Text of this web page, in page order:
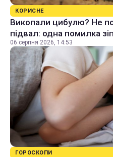
КОРИСНЕ
Викопали цибулю? Не
підвал: одна помилка
06 серпня 2026, 14:53
ГОРОСКОПИ